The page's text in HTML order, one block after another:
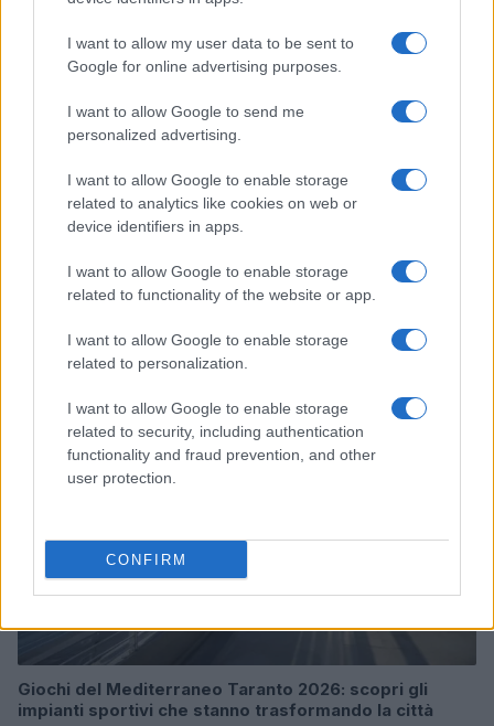
I want to allow my user data to be sent to
Google for online advertising purposes.
I want to allow Google to send me
personalized advertising.
I want to allow Google to enable storage
related to analytics like cookies on web or
device identifiers in apps.
I want to allow Google to enable storage
related to functionality of the website or app.
I want to allow Google to enable storage
related to personalization.
I want to allow Google to enable storage
related to security, including authentication
functionality and fraud prevention, and other
user protection.
CONFIRM
William, Kate e i principini in Scozia per i giochi del
Commonwealth: tutti i dettagli
Francesca Lombardi · 2 Ago 2026
Giochi del Mediterraneo Taranto 2026: scopri gli
impianti sportivi che stanno trasformando la città